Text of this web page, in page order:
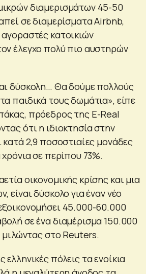
διαμερισμάτων 45-50
σε διαμερίσματα Airbnb,
κατοικιών
έλεγχο πολύ πιο αυστηρών
δύσκολη… Θα δούμε πολλούς
παιδικά τους δωμάτια», είπε
πρόεδρος της E-Real
ότι η ιδιοκτησία στην
κατά 2,9 ποσοστιαίες μονάδες
σε περίπου 73%.
οικονομικής κρίσης και μια
είναι δύσκολο για έναν νέο
45.000-60.000
σε ένα διαμέρισμα 150.000
μιλώντας στο Reuters.
ελληνικές πόλεις τα ενοίκια